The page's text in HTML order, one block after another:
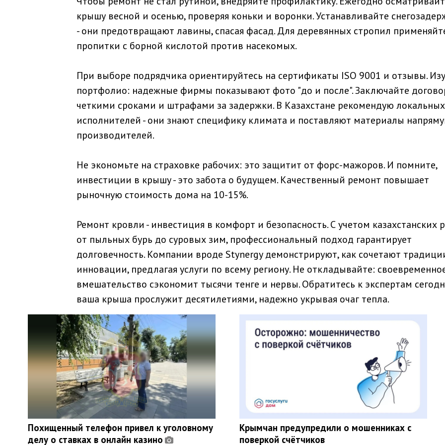
крышу весной и осенью, проверяя коньки и воронки. Устанавливайте
- они предотвращают лавины, спасая фасад. Для деревянных стропил
пропитки с борной кислотой против насекомых.
При выборе подрядчика ориентируйтесь на сертификаты ISO 9001 и отзывы.
портфолио: надежные фирмы показывают фото "до и после". Заключайте
четкими сроками и штрафами за задержки. В Казахстане рекомендую локальных
исполнителей - они знают специфику климата и поставляют материалы
производителей.
Не экономьте на страховке рабочих: это защитит от форс-мажоров. И помните,
инвестиции в крышу - это забота о будущем. Качественный ремонт повышает
рыночную стоимость дома на 10-15%.
Ремонт кровли - инвестиция в комфорт и безопасность. С учетом казахстанских
от пыльных бурь до суровых зим, профессиональный подход гарантирует
долговечность. Компании вроде Stynergy демонстрируют, как сочетают
инновации, предлагая услуги по всему региону. Не откладывайте:
вмешательство сэкономит тысячи тенге и нервы. Обратитесь к экспертам
ваша крыша прослужит десятилетиями, надежно укрывая очаг тепла.
Похищенный телефон привел к уголовному
делу о ставках в онлайн казино
Крымчан предупредили о мошенниках с
поверкой счётчиков